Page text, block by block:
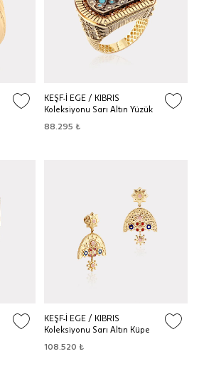
KEŞF-İ EGE / KIBRIS
Koleksiyonu Sarı Altın Yüzük
88.295 ₺
KEŞF-İ EGE / KIBRIS
Koleksiyonu Sarı Altın Küpe
108.520 ₺